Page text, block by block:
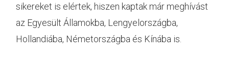
sikereket is elértek, hiszen kaptak már meghívást
az Egyesült Államokba, Lengyelországba,
Hollandiába, Németországba és Kínába is.